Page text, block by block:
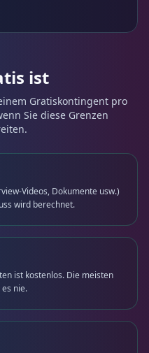
ist
Gratiskontingent pro
Sie diese Grenzen
Videos, Dokumente usw.)
wird berechnet.
ist kostenlos. Die meisten
nie.